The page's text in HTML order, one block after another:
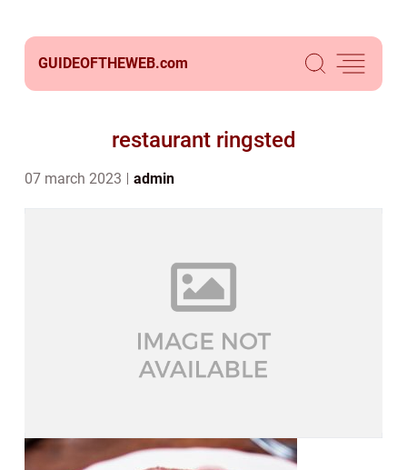
GUIDEOFTHEWEB.com
restaurant ringsted
07 march 2023 admin